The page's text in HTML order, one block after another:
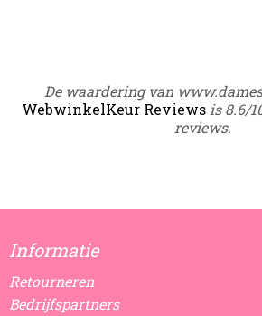
De waardering van
WebwinkelKeur Reviews is 8.6/
reviews.
Informatie
Retourneren
Bedrijfspartners